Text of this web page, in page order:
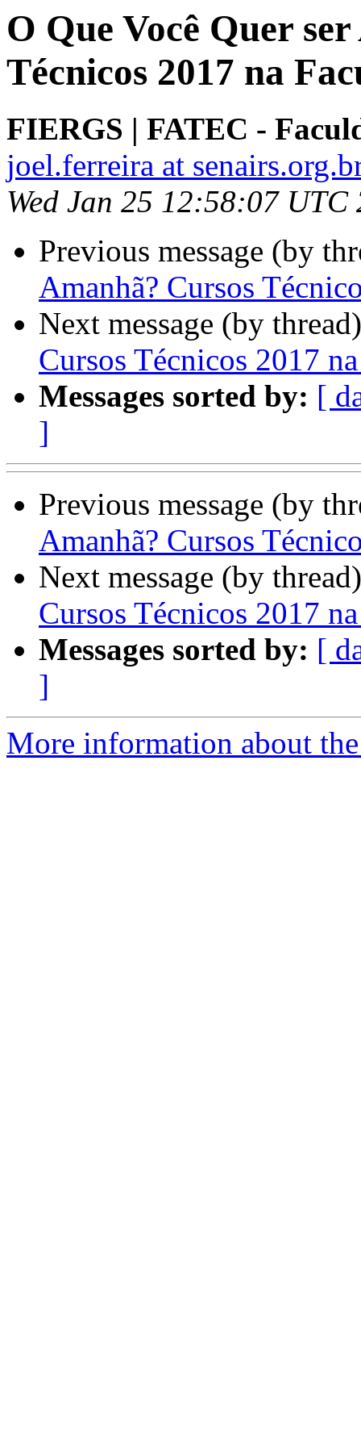
O Que Você Quer
Técnicos 2017 na
FIERGS | FATEC -
joel.ferreira at
Wed Jan 25 12:58:07 UTC
Previous message (by
Amanhã? Cursos
Next message (by
Cursos Técnicos 2017
Messages sorted by: [
]
Previous message (by
Amanhã? Cursos
Next message (by
Cursos Técnicos 2017
Messages sorted by: [
]
More information about